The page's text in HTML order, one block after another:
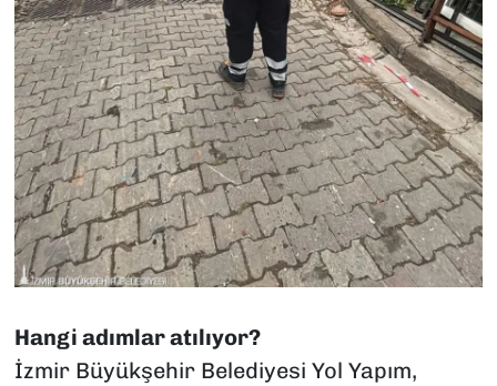
Hangi adımlar atılıyor?
İzmir Büyükşehir Belediyesi Yol Yapım,